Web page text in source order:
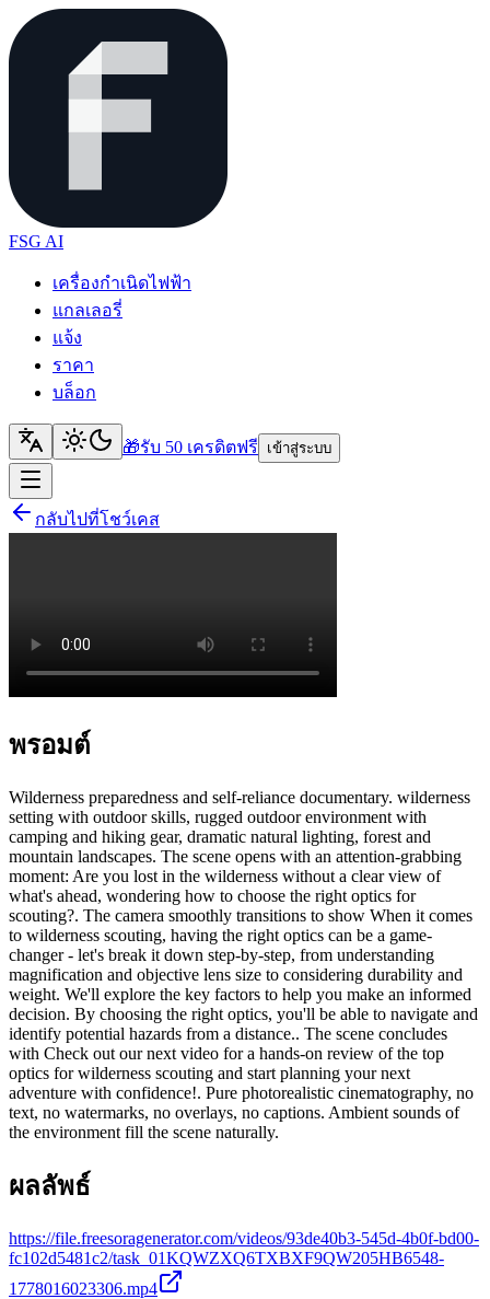
FSG AI
เครื่องกำเนิดไฟฟ้า
แกลเลอรี่
แจ้ง
ราคา
บล็อก
🎁รับ 50 เครดิตฟรี เข้าสู่ระบบ
กลับไปที่โชว์เคส
พรอมต์
Wilderness preparedness and self-reliance documentary. wilderness
setting with outdoor skills, rugged outdoor environment with
camping and hiking gear, dramatic natural lighting, forest and
mountain landscapes. The scene opens with an attention-grabbing
moment: Are you lost in the wilderness without a clear view of
what's ahead, wondering how to choose the right optics for
scouting?. The camera smoothly transitions to show When it comes
to wilderness scouting, having the right optics can be a game-
changer - let's break it down step-by-step, from understanding
magnification and objective lens size to considering durability and
weight. We'll explore the key factors to help you make an informed
decision. By choosing the right optics, you'll be able to navigate and
identify potential hazards from a distance.. The scene concludes
with Check out our next video for a hands-on review of the top
optics for wilderness scouting and start planning your next
adventure with confidence!. Pure photorealistic cinematography, no
text, no watermarks, no overlays, no captions. Ambient sounds of
the environment fill the scene naturally.
ผลลัพธ์
https://file.freesoragenerator.com/videos/93de40b3-545d-4b0f-bd00-
fc102d5481c2/task_01KQWZXQ6TXBXF9QW205HB6548-
1778016023306.mp4